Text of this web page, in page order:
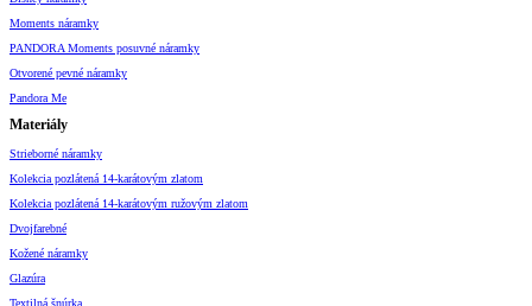
Moments náramky
PANDORA Moments posuvné náramky
Otvorené pevné náramky
Pandora Me
Materiály
Strieborné náramky
Kolekcia pozlátená 14-karátovým zlatom
Kolekcia pozlátená 14-karátovým ružovým zlatom
Dvojfarebné
Kožené náramky
Glazúra
Textilná šnúrka